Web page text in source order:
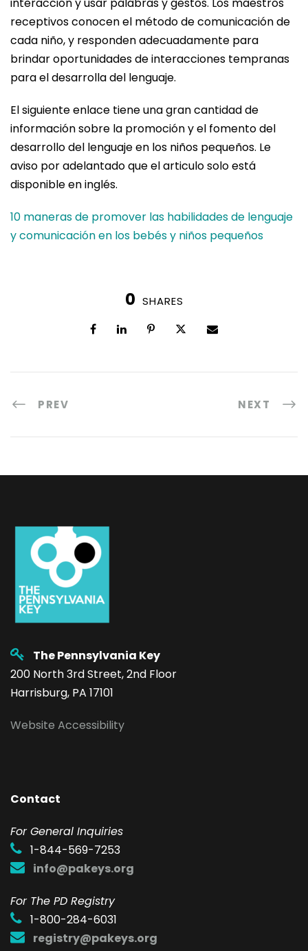
receptivos conocen el método de comunicación de
cada niño, y responden adecuadamente para
brindar oportunidades de interacciones tempranas
para el desarrolla del lenguaje.
El siguiente enlace tiene una gran cantidad de
información sobre la promoción y el fomento del
desarrollo del lenguaje en los niños pequeños. Le
aviso por adelantado que el articulo solo está
disponible en inglés.
10 maneras de promover las habilidades de lenguaje
y comunicación en los bebés y niños pequeños
0 SHARES
PREV NEXT
The Pennsylvania Key
200 North 3rd Street, 2nd Floor
Harrisburg, PA 17101
Website Accessibility
Contact
For General Inquiries
1-844-569-7253
info@pakeys.org
For The PD Registry
1-800-284-6031
registry@pakeys.org